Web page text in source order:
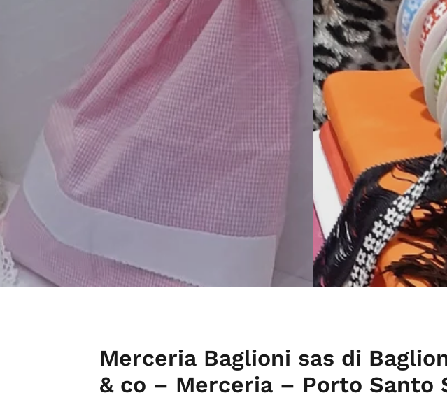
Merceria Baglioni sas di
& co – Merceria – Porto Santo